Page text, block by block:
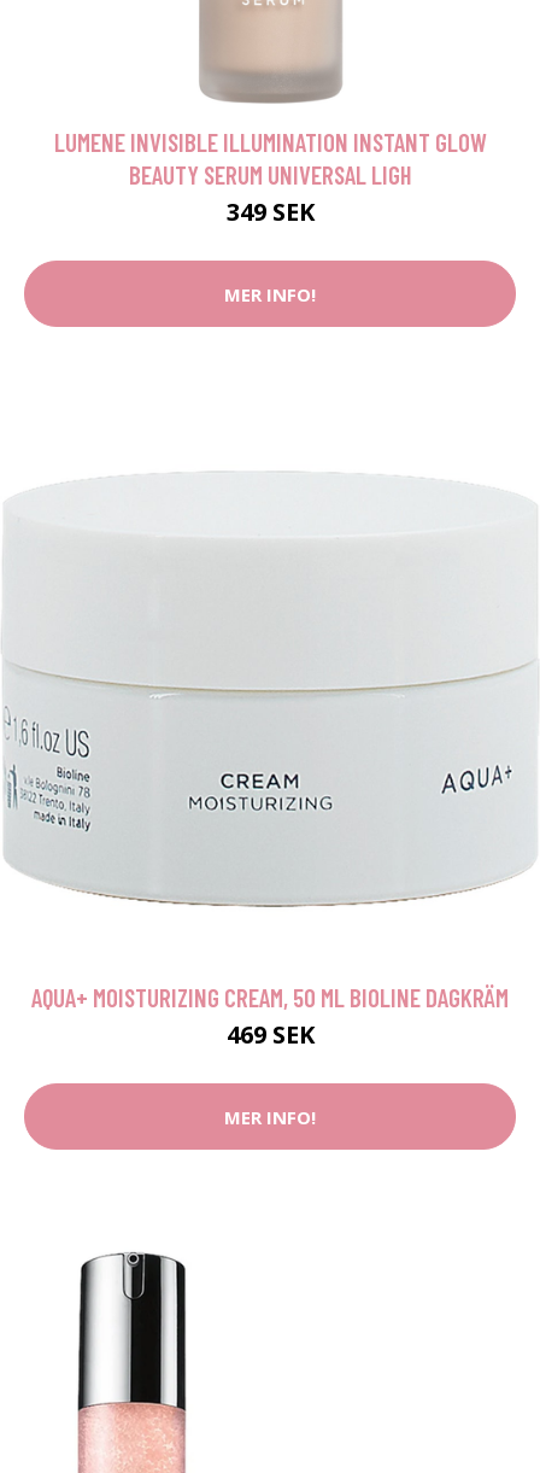
LUMENE INVISIBLE ILLUMINATION INSTANT GLOW
BEAUTY SERUM UNIVERSAL LIGH
349 SEK
MER INFO!
AQUA+ MOISTURIZING CREAM, 50 ML BIOLINE DAGKRÄM
469 SEK
MER INFO!